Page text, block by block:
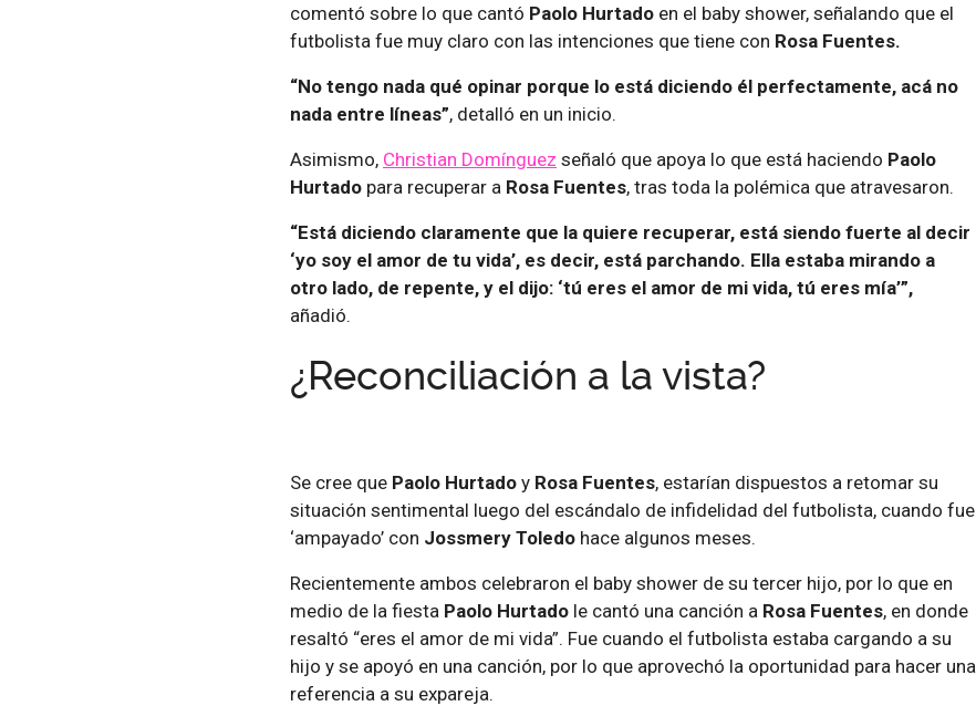
comentó sobre lo que cantó Paolo Hurtado en el baby shower, señalando que el
futbolista fue muy claro con las intenciones que tiene con Rosa Fuentes.
“No tengo nada qué opinar porque lo está diciendo él perfectamente, acá no
nada entre líneas”, detalló en un inicio.
Asimismo, Christian Domínguez señaló que apoya lo que está haciendo Paolo
Hurtado para recuperar a Rosa Fuentes, tras toda la polémica que atravesaron.
“Está diciendo claramente que la quiere recuperar, está siendo fuerte al decir
‘yo soy el amor de tu vida’, es decir, está parchando. Ella estaba mirando a
otro lado, de repente, y el dijo: ‘tú eres el amor de mi vida, tú eres mía’”,
añadió.
¿Reconciliación a la vista?
Se cree que Paolo Hurtado y Rosa Fuentes, estarían dispuestos a retomar su
situación sentimental luego del escándalo de infidelidad del futbolista, cuando fue
‘ampayado’ con Jossmery Toledo hace algunos meses.
Recientemente ambos celebraron el baby shower de su tercer hijo, por lo que en
medio de la fiesta Paolo Hurtado le cantó una canción a Rosa Fuentes, en donde
resaltó “eres el amor de mi vida”. Fue cuando el futbolista estaba cargando a su
hijo y se apoyó en una canción, por lo que aprovechó la oportunidad para hacer una
referencia a su expareja.